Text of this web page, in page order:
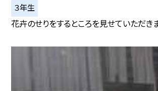
３年生
花卉のせりをするところを見せていただき